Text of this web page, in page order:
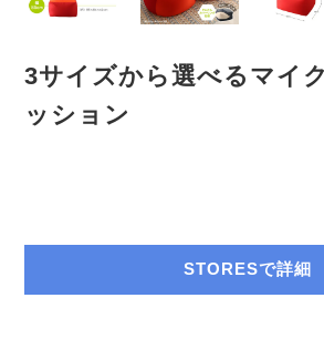
3サイズから選べるマイ
ッション
STORESで詳細